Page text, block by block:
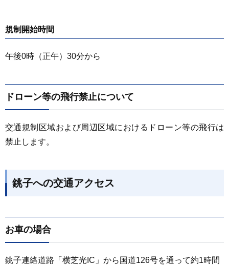
規制開始時間
午後0時（正午）30分から
ドローン等の飛行禁止について
交通規制区域および周辺区域におけるドローン等の飛行は
禁止します。
銚子への交通アクセス
お車の場合
銚子連絡道路「横芝光IC」から国道126号を通って約1時間